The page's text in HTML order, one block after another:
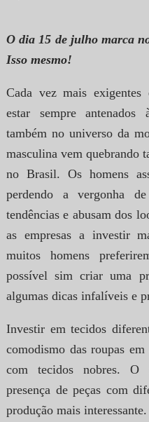
O dia 15 de julho marca
Isso mesmo!
Cada vez mais exigentes
estar sempre
também no universo da
masculina vem quebrando
no Brasil. Os homens
perdendo a vergonha
tendências e abusam dos
as empresas a investir
muitos homens
possível sim criar uma
algumas dicas infalíveis e
Investir em tecidos
comodismo das roupas
com tecidos nobres. O
presença de peças com
produção mais